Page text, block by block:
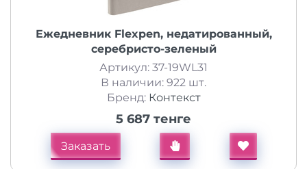
Ежедневник Flexpen, недатированный,
серебристо-зеленый
Артикул: 37-19WL31
В наличии: 922 шт.
Бренд: Контекст
5 687 тенге
Заказать